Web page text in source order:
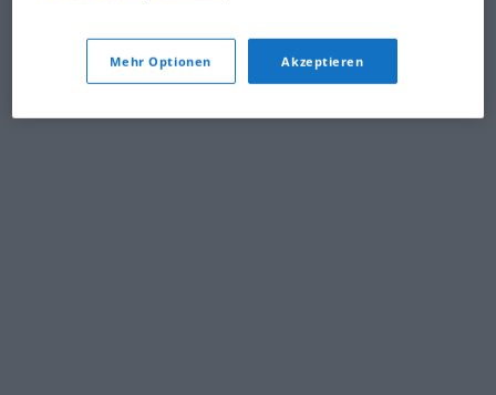
Mehr Optionen Akzeptieren